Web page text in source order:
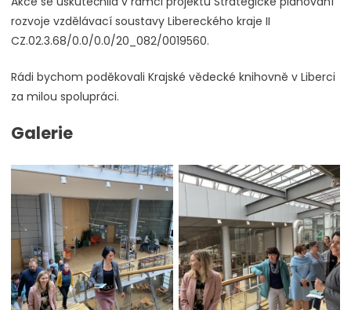
rozvoje vzdělávací soustavy Libereckého kraje II
CZ.02.3.68/0.0/0.0/20_082/0019560.
Rádi bychom poděkovali Krajské vědecké knihovně v Liberci
za milou spolupráci.
Galerie